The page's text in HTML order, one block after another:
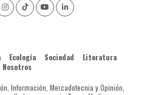
Ecología Sociedad
Literatura
Nosotros
Información, Mercadotecnia y Opinión,